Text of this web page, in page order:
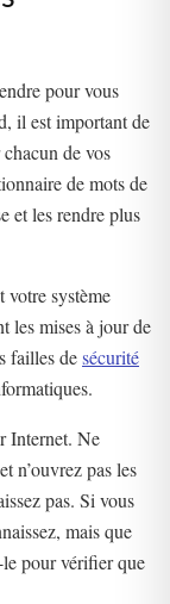
pour vous
il est important de
de vos
de mots de
et les rendre plus
votre système
les mises à jour de
failles desécurité
Internet. Ne
n’ouvrez pas les
pas. Si vous
mais que
le pour vérifier que